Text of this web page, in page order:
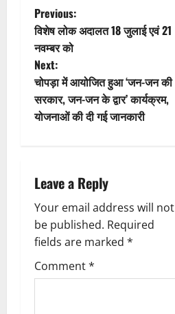
t
i
o
n
P
o
s
t
v
i
g
a
Previous:
विशेष लोक अदालत 18 जुलाई एवं 21
नवम्बर को
Next:
चोपड़ा में आयोजित हुआ ‘जन-जन की
सरकार, जन-जन के द्वार’ कार्यक्रम,
योजनाओं की दी गई जानकारी
Leave a Reply
Your email address will not
be published. Required
fields are marked *
Comment*